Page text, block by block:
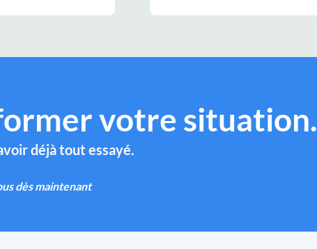
votre situation.
déjà tout essayé.
dès maintenant